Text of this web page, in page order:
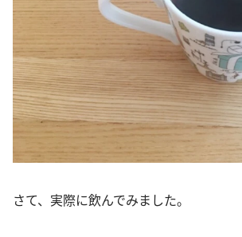
さて、実際に飲んでみました。